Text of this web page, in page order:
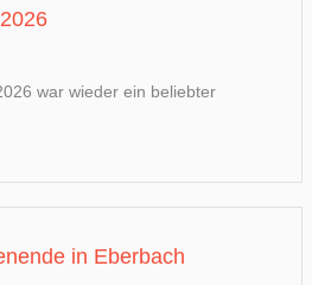
war wieder ein beliebter
in Eberbach